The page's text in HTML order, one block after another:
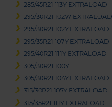
285/45R21 113Y EXTRALOAD
295/30R21 102W EXTRALOAD
295/30R21 102Y EXTRALOAD
295/35R21 107Y EXTRALOAD
295/40R21 111Y EXTRALOAD
305/30R21 100Y
305/30R21 104Y EXTRALOAD
315/30R21 105Y EXTRALOAD
315/35R21 111Y EXTRALOAD